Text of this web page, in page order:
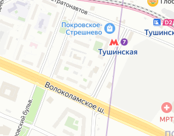
Согласие на обработку персональных
данных
IceIceMarket © 2025